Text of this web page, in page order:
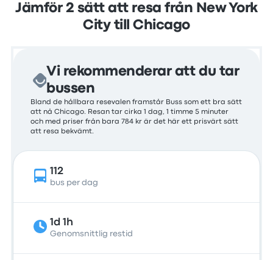
Jämför 2 sätt att resa från New York
City till Chicago
Vi rekommenderar att du tar
bussen
Bland de hållbara resevalen framstår Buss som ett bra sätt
att nå Chicago. Resan tar cirka 1 dag, 1 timme 5 minuter
och med priser från bara 784 kr är det här ett prisvärt sätt
att resa bekvämt.
112
bus per dag
1d 1h
Genomsnittlig restid